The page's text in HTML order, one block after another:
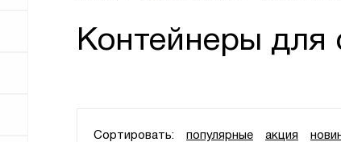
Контейнеры для
Сортировать: популярные акция